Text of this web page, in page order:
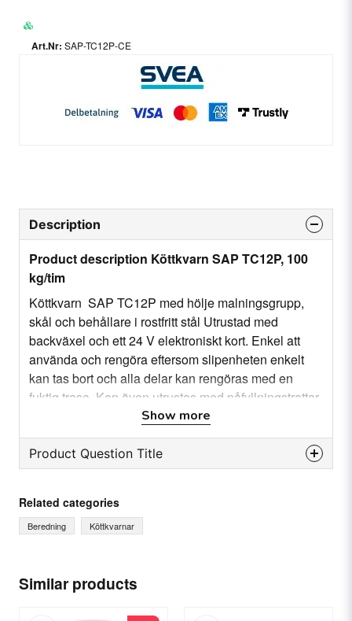
SAP-TC12P-CE
Similar products
Description
Product description Köttkvarn SAP TC12P, 100
kg/tim
Köttkvarn SAP TC12P med hölje malningsgrupp,
skål och behållare i rostfritt stål Utrustad med
backväxel och ett 24 V elektroniskt kort. Enkel att
använda och rengöra eftersom slipenheten enkelt
kan tas bort och alla delar kan rengöras med en
fuktig trasa. Kan även utrustas med påfyllningstrattar
SpecifiaktionMått: 420 x 260 x 480
mm Stålmun: Ø 70 mm Ingångshals: Ø 52 mm
Produktionskapacitet: 100 kg/tim. Motor (tre-fas):
400 V / 0,75 kW Motor (mono-fas): 230 V / 0,75 kW
Show more
Product Question Title
Ask us something about this product...
Name
Related categories
Beredning Köttkvarnar